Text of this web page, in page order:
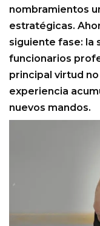
nombramientos
estratégicas.
siguiente fase: la
funcionarios
principal virtud
experiencia
nuevos mandos.